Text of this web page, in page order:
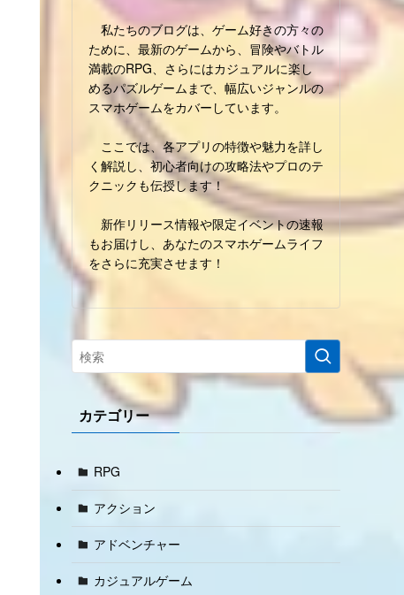
私たちのブログは、ゲーム好きの方々の
ために、最新のゲームから、冒険やバトル
満載のRPG、さらにはカジュアルに楽し
めるパズルゲームまで、幅広いジャンルの
スマホゲームをカバーしています。
ここでは、各アプリの特徴や魅力を詳し
く解説し、初心者向けの攻略法やプロのテ
クニックも伝授します！
新作リリース情報や限定イベントの速報
もお届けし、あなたのスマホゲームライフ
をさらに充実させます！
カテゴリー
RPG
アクション
アドベンチャー
カジュアルゲーム